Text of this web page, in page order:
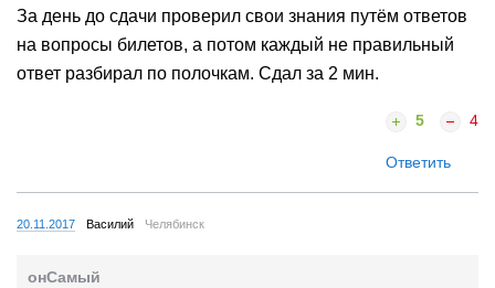
За день до сдачи проверил свои знания путём ответов
на вопросы билетов, а потом каждый не правильный
ответ разбирал по полочкам. Сдал за 2 мин.
5 4
Ответить
20.11.2017 Василий Челябинск
онСамый